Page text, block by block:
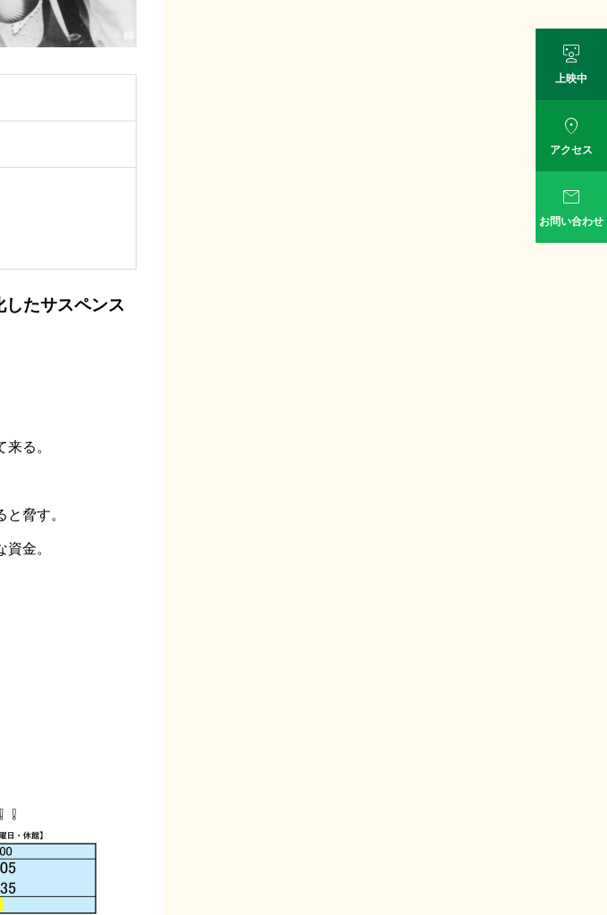
たサスペンス
る。
脅す。
金。

上映中

アクセス

お問い合わせ